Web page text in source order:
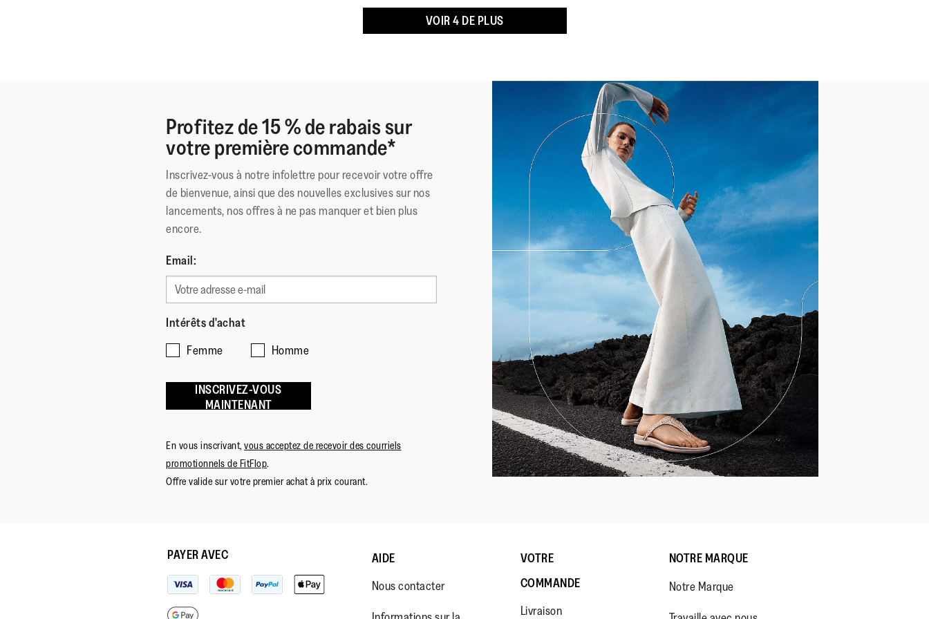
Doublure
Caoutchouc Antidérapant
Technologie de la Semelle: Anatomicush
VOIR 4 DE PLUS
Profitez de 15 % de rabais sur
votre première commande*
Inscrivez-vous à notre infolettre pour recevoir votre offre
de bienvenue, ainsi que des nouvelles exclusives sur nos
lancements, nos offres à ne pas manquer et bien plus
encore.
Email:
Intérêts d'achat
Femme
Homme
INSCRIVEZ-VOUS
MAINTENANT
En vous inscrivant, vous acceptez de recevoir des courriels
promotionnels de FitFlop.
Offre valide sur votre premier achat à prix courant.
PAYER AVEC
AIDE
Nous contacter
VOTRE
COMMANDE
Livraison
NOTRE MARQUE
Notre Marque